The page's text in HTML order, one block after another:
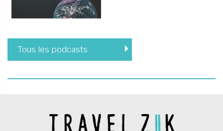
Tous les podcasts